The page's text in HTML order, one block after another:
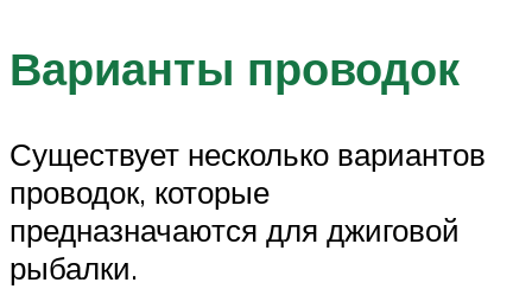
Варианты проводок
Существует несколько вариантов
проводок, которые
предназначаются для джиговой
рыбалки.